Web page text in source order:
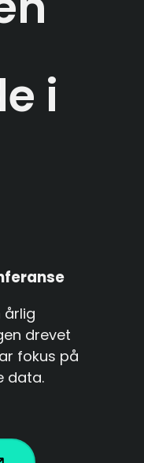
i
årlig
drevet
fokus på
data.